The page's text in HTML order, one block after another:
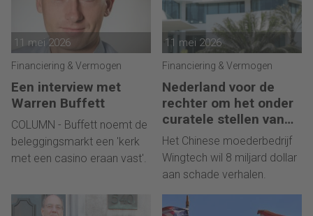
11 mei 2026
Financiering & Vermogen
Een interview met
Warren Buffett
COLUMN - Buffett noemt de
beleggingsmarkt een 'kerk
met een casino eraan vast'.
11 mei 2026
Financiering & Vermogen
Nederland voor de
rechter om het onder
curatele stellen van
Nexperia
Het Chinese moederbedrijf
Wingtech wil 8 miljard dollar
aan schade verhalen.